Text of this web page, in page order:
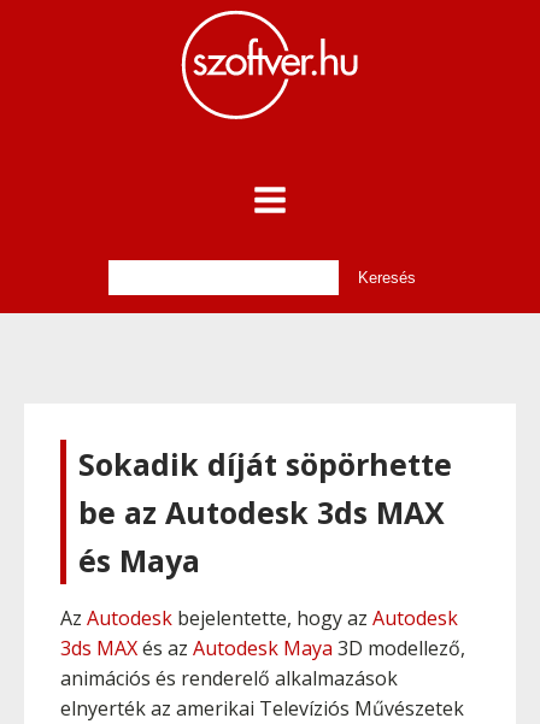
Sokadik díját söpörhette
be az Autodesk 3ds MAX
és Maya
Az Autodesk bejelentette, hogy az Autodesk
3ds MAXés az Autodesk Maya 3D modellező,
animációs és renderelő alkalmazások
elnyerték az amerikai Televíziós Művészetek